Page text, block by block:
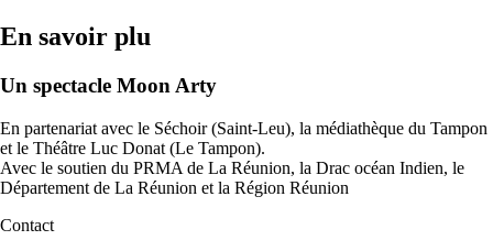
En savoir plu
Un spectacle Moon Arty
En partenariat avec le Séchoir (Saint-Leu), la médiathèque du Tampon
et le Théâtre Luc Donat (Le Tampon).
Avec le soutien du PRMA de La Réunion, la Drac océan Indien, le
Département de La Réunion et la Région Réunion
Contact